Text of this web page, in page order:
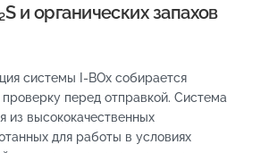
и органических запахов
системы I-BOx собирается
перед отправкой. Система
из высококачественных
для работы в условиях